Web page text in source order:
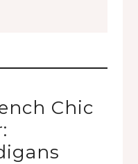
Chic